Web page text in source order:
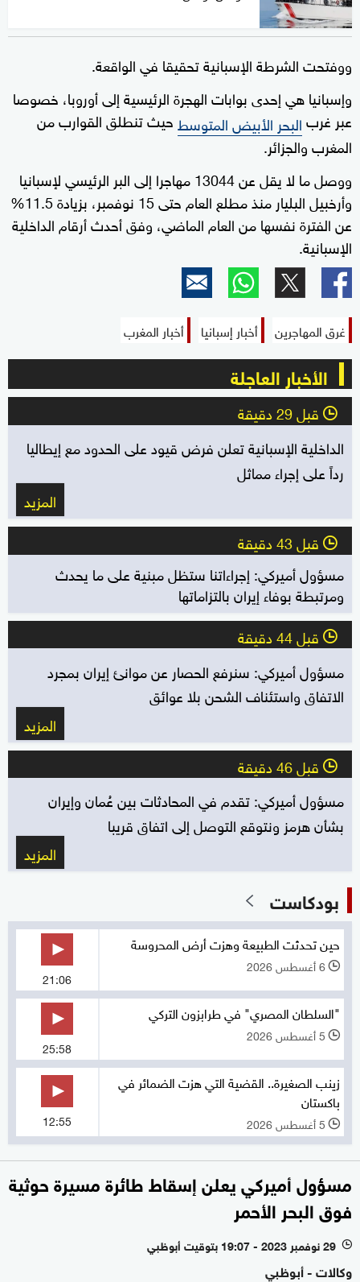
ووفتحت الشرطة الإسبانية تحقيقا في الواقعة.
وإسبانيا هي إحدى بوابات الهجرة الرئيسية إلى أوروبا، خصوصا
عبر غربالبحر الأبيض المتوسطحيث تنطلق القوارب من
المغرب والجزائر.
ووصل ما لا يقل عن 13044 مهاجرا إلى البر الرئيسي لإسبانيا
وأرخبيل البليار منذ مطلع العام حتى 15 نوفمبر، بزيادة 11.5%
عن الفترة نفسها من العام الماضي، وفق أحدث أرقام الداخلية
الإسبانية.
غرق المهاجرين أخبار إسبانيا أخبار المغرب
الأخبار العاجلة
l قبل 29 دقيقة
الداخلية الإسبانية تعلن فرض قيود على الحدود مع إيطاليا
رداً على إجراء مماثل
المزيد
l قبل 43 دقيقة
مسؤول أميركي: إجراءاتنا ستظل مبنية على ما يحدث
ومرتبطة بوفاء إيران بالتزاماتها
l قبل 44 دقيقة
مسؤول أميركي: سنرفع الحصار عن موانئ إيران بمجرد
الاتفاق واستئناف الشحن بلا عوائق
المزيد
l قبل 46 دقيقة
مسؤول أميركي: تقدم في المحادثات بين عُمان وإيران
بشأن هرمز ونتوقع التوصل إلى اتفاق قريبا
المزيد
بودكاست
حين تحدثت الطبيعة وهزت أرض المحروسة
l 6 أغسطس 2026
21:06
"السلطان المصري" في طرابزون التركي
l 5 أغسطس 2026
25:58
زينب الصغيرة.. القضية التي هزت الضمائر في
باكستان
l 5 أغسطس 2026 12:55
مسؤول أميركي يعلن إسقاط طائرة مسيرة حوثية
فوق البحر الأحمر
l 29 نوفمبر 2023 - 19:07 بتوقيت أبوظبي
وكالات - أبوظبي